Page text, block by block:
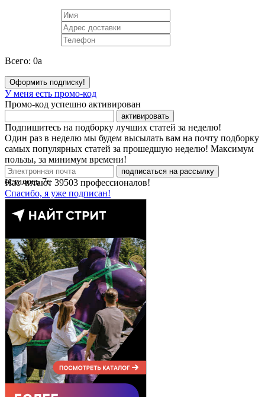
Всего: 0a
Оформить подписку!
У меня есть промо-код
Промо-код успешно активирован
активировать
Подпишитесь на подборку лучших статей за неделю!
Один раз в неделю мы будем высылать вам на почту подборку
самых популярных статей за прошедшую неделю! Максимум
пользы, за минимум времени!
подписаться на рассылку
Нас читают 39503 профессионалов!
Спасибо, я уже подписан!
осталось7с